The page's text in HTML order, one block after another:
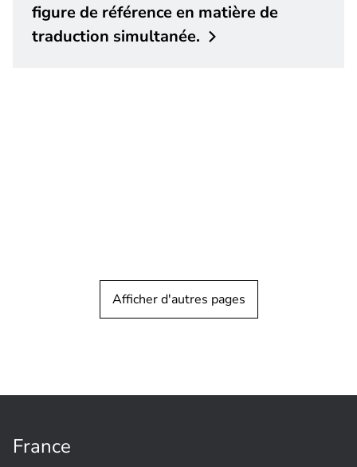
figure de référence en matière de
traduction simultanée.
TÉMOIGNAGE CLIENT Surveillance urbaine
Afficher d'autres pages
France